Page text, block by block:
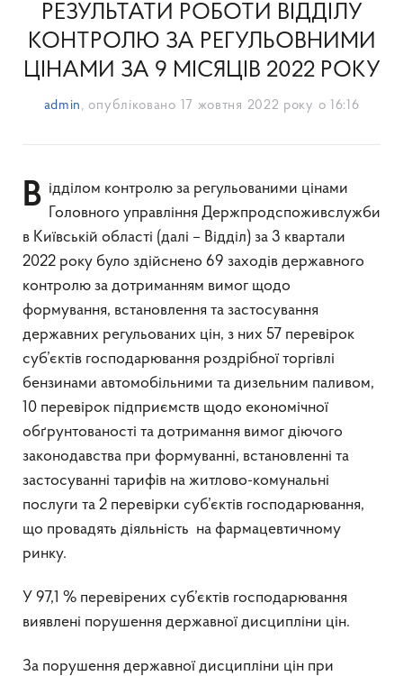
РЕЗУЛЬТАТИ РОБОТИ ВІДДІЛУ
КОНТРОЛЮ ЗА РЕГУЛЬОВНИМИ
ЦІНАМИ ЗА 9 МІСЯЦІВ 2022 РОКУ
admin , опубліковано 17 жовтня 2022 року о 16:16
Відділом контролю за регульованими цінами Головного управління Держпродспоживслужби
в Київській області (далі – Відділ) за 3 квартали
2022 року було здійснено 69 заходів державного
контролю за дотриманням вимог щодо
формування, встановлення та застосування
державних регульованих цін, з них 57 перевірок
суб’єктів господарювання роздрібної торгівлі
бензинами автомобільними та дизельним паливом,
10 перевірок підприємств щодо економічної
обґрунтованості та дотримання вимог діючого
законодавства при формуванні, встановленні та
застосуванні тарифів на житлово-комунальні
послуги та 2 перевірки суб’єктів господарювання,
що провадять діяльність на фармацевтичному
ринку.
У 97,1 % перевірених суб’єктів господарювання
виявлені порушення державної дисципліни цін.
За порушення державної дисципліни цін при